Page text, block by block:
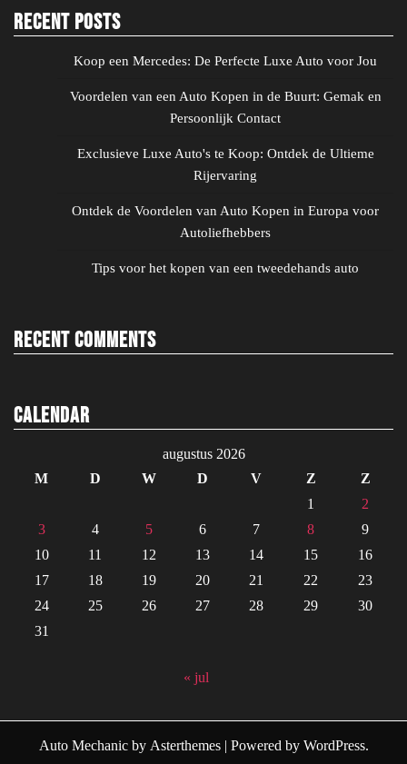
Recent Posts
Koop een Mercedes: De Perfecte Luxe Auto voor Jou
Voordelen van een Auto Kopen in de Buurt: Gemak en
Persoonlijk Contact
Exclusieve Luxe Auto's te Koop: Ontdek de Ultieme
Rijervaring
Ontdek de Voordelen van Auto Kopen in Europa voor
Autoliefhebbers
Tips voor het kopen van een tweedehands auto
Recent Comments
Calendar
augustus 2026
M
D W D V Z
Z
1
2
3
4 5 6 7 8
9
10
11 12 13 14 15
16
17
18 19 20 21 22
23
24
25 26 27 28 29
30
31
« jul
Auto Mechanicby Asterthemes| Powered by WordPress.